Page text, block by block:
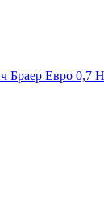
Евро 0,7